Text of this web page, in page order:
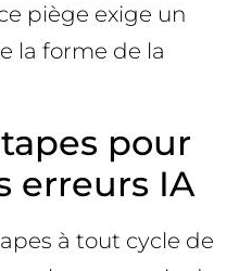
piège exige un
la forme de la
pour
erreurs IA
à tout cycle de